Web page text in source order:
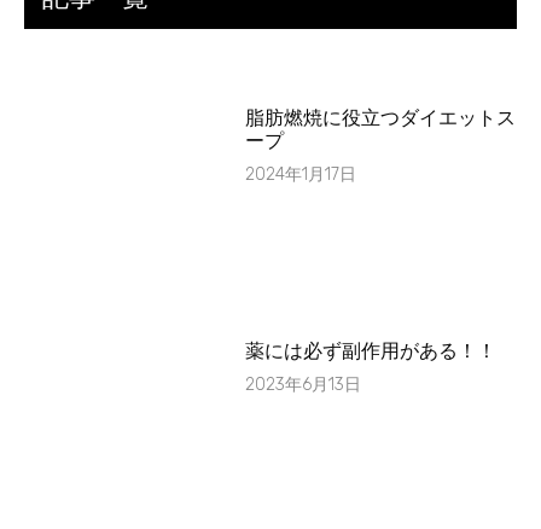
脂肪燃焼に役立つダイエットス
ープ
2024年1月17日
薬には必ず副作用がある！！
2023年6月13日